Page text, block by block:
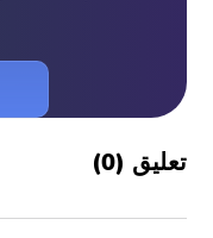
تعليق (0
)